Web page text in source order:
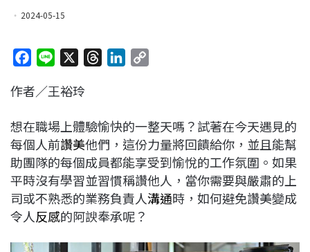
2024-05-15
c
b
o
o
k
n
a
d
s
e
d
I
n
L
i
n
k
作者／王裕玲
想在職場上體驗愉快的一整天嗎？試著在今天遇見的
每個人前讚美他們，這份力量將回饋給你，並且能幫
助團隊的每個成員都能享受到愉悅的工作氛圍。如果
平時沒有學習並習慣稱讚他人，當你需要與嚴肅的上
司或不熟悉的業務負責人溝通時，如何避免讚美變成
令人反感的阿諛奉承呢？